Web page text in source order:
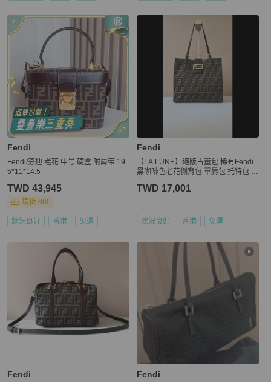
Fendi
Fendi/芬迪 老花 中号 硬盒 附肩带 19.
5*11*14.5
TWD 43,945
現折 800
狀況良好 香港 免運
Fendi
【LA LUNE】絕版古董包 稀有Fendi
黑咖啡色老花側背包 單肩包 托特包 中
TWD 17,001
狀況良好 香港 免運
Fendi Fendi